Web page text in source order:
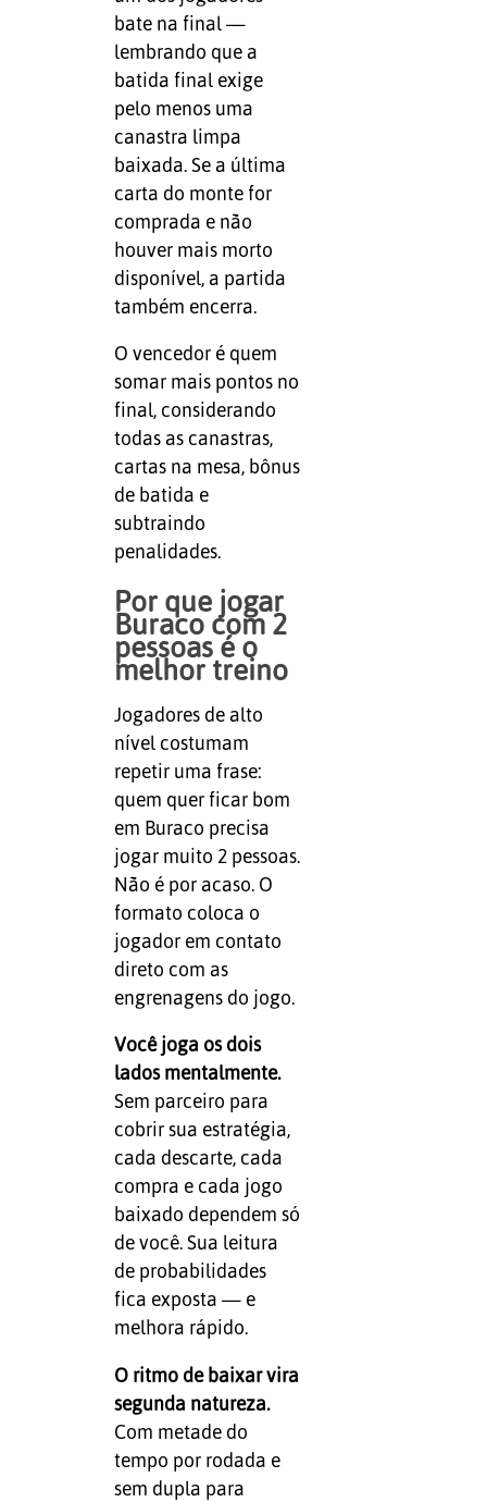
bate na final —
lembrando que a
batida final exige
pelo menos uma
canastra limpa
baixada. Se a última
carta do monte for
comprada e não
houver mais morto
disponível, a partida
também encerra.
O vencedor é quem
somar mais pontos no
final, considerando
todas as canastras,
cartas na mesa, bônus
de batida e
subtraindo
penalidades.
Por que jogar
Buraco com 2
pessoas é o
melhor treino
Jogadores de alto
nível costumam
repetir uma frase:
quem quer ficar bom
em Buraco precisa
jogar muito 2 pessoas.
Não é por acaso. O
formato coloca o
jogador em contato
direto com as
engrenagens do jogo.
Você joga os dois
lados mentalmente.
Sem parceiro para
cobrir sua estratégia,
cada descarte, cada
compra e cada jogo
baixado dependem só
de você. Sua leitura
de probabilidades
fica exposta — e
melhora rápido.
O ritmo de baixar vira
segunda natureza.
Com metade do
tempo por rodada e
sem dupla para